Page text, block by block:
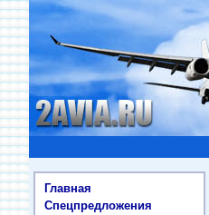
Главная
Спецпредложения